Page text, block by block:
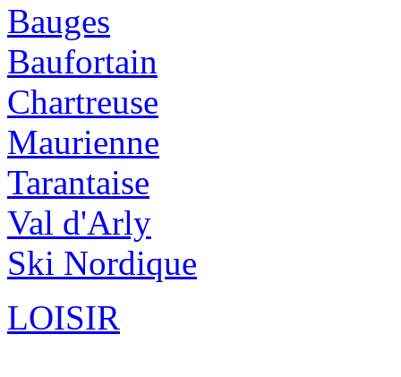
Bauges
Baufortain
Chartreuse
Maurienne
Tarantaise
Val d'Arly
Ski Nordique
LOISIR